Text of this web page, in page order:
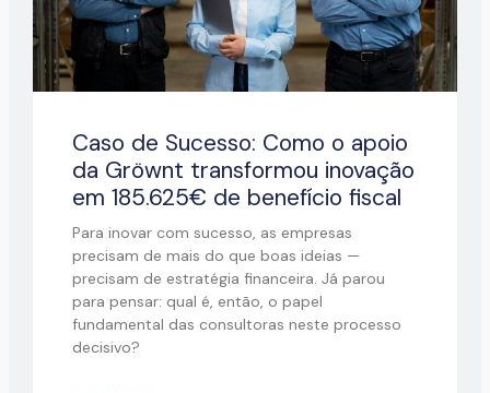
Caso de Sucesso: Como o apoio
da Gröwnt transformou inovação
em 185.625€ de benefício fiscal
Para inovar com sucesso, as empresas
precisam de mais do que boas ideias —
precisam de estratégia financeira. Já parou
para pensar: qual é, então, o papel
fundamental das consultoras neste processo
decisivo?